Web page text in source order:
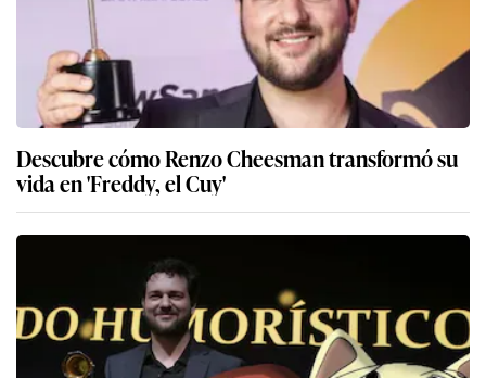
Descubre cómo Renzo Cheesman transformó su
vida en 'Freddy, el Cuy'